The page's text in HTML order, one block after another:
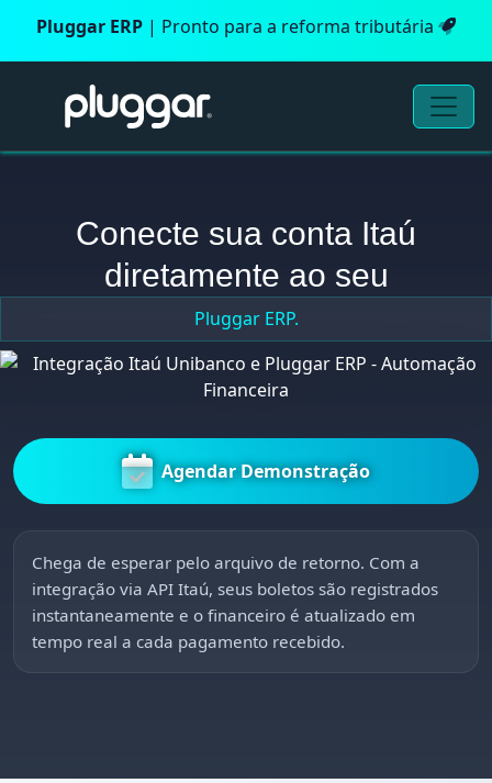
Pluggar ERP | Pronto para a reforma tributária
Conecte sua conta Itaú
diretamente ao seu
Pluggar ERP.
Agendar Demonstração
Chega de esperar pelo arquivo de retorno. Com a
integração via API Itaú, seus boletos são registrados
instantaneamente e o financeiro é atualizado em
tempo real a cada pagamento recebido.